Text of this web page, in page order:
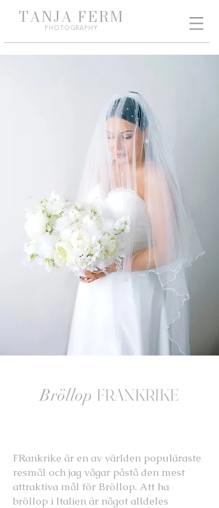
TANJA FERM
PHOTOGRAPHY
Bröllop FRANKRIKE
FRankrike är en av världen populäraste
resmål och jag vågar påstå den mest
attraktiva mål för Bröllop. Att ha
bröllop i Italien är något alldeles